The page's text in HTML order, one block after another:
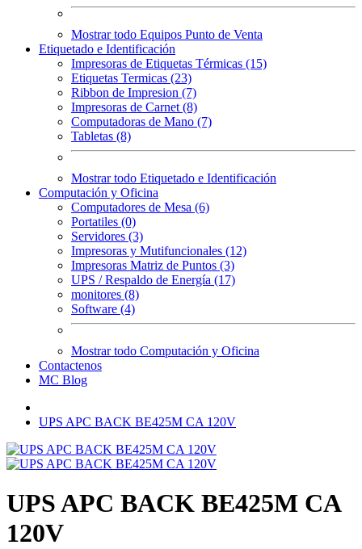
Mostrar todo Equipos Punto de Venta
Etiquetado e Identificación
Impresoras de Etiquetas Térmicas (15)
Etiquetas Termicas (23)
Ribbon de Impresion (7)
Impresoras de Carnet (8)
Computadoras de Mano (7)
Tabletas (8)
Mostrar todo Etiquetado e Identificación
Computación y Oficina
Computadores de Mesa (6)
Portatiles (0)
Servidores (3)
Impresoras y Mutifuncionales (12)
Impresoras Matriz de Puntos (3)
UPS / Respaldo de Energía (17)
monitores (8)
Software (4)
Mostrar todo Computación y Oficina
Contactenos
MC Blog
UPS APC BACK BE425M CA 120V
UPS APC BACK BE425M CA
120V